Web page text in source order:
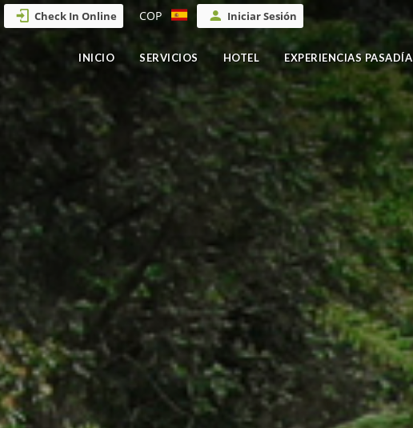
Check In Online COP Iniciar Sesión
INICIO SERVICIOS HOTEL EXPERIENCIAS PASADÍA